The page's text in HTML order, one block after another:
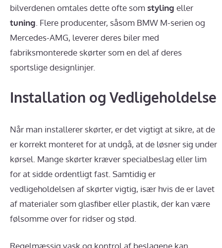
bilverdenen omtales dette ofte somstyling eller
tuning . Flere producenter, såsom BMW M-serien og
Mercedes-AMG, leverer deres biler med
fabriksmonterede skørter som en del af deres
sportslige designlinjer.
Installation og Vedligeholdelse
Når man installerer skørter, er det vigtigt at sikre, at de
er korrekt monteret for at undgå, at de løsner sig under
kørsel. Mange skørter kræver specialbeslag eller lim
for at sidde ordentligt fast. Samtidig er
vedligeholdelsen af skørter vigtig, især hvis de er lavet
af materialer som glasfiber eller plastik, der kan være
følsomme over for ridser og stød.
Regelmæssig vask og kontrol af beslagene kan